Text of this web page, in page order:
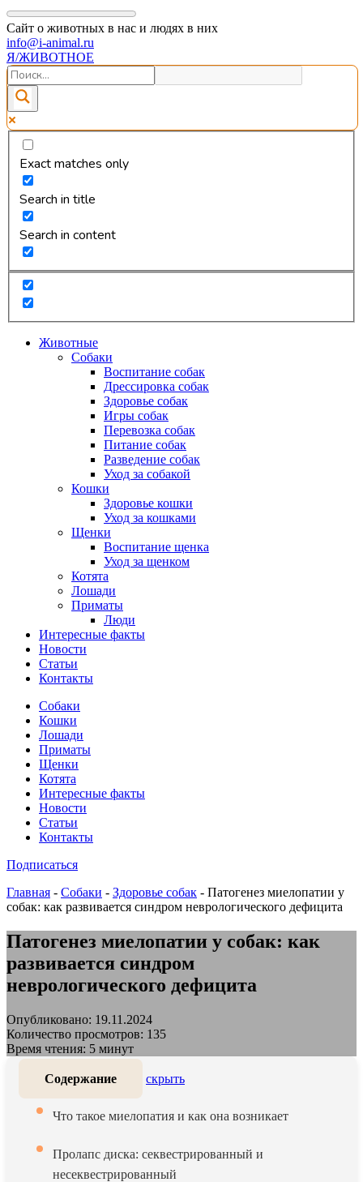
Сайт о животных в нас и людях в них
info@i-animal.ru
Я/ЖИВОТНОЕ
Exact matches only
Search in title
Search in content
Животные
Собаки
Воспитание собак
Дрессировка собак
Здоровье собак
Игры собак
Перевозка собак
Питание собак
Разведение собак
Уход за собакой
Кошки
Здоровье кошки
Уход за кошками
Щенки
Воспитание щенка
Уход за щенком
Котята
Лошади
Приматы
Люди
Интересные факты
Новости
Статьи
Контакты
Собаки
Кошки
Лошади
Приматы
Щенки
Котята
Интересные факты
Новости
Статьи
Контакты
Подписаться
Главная - Собаки - Здоровье собак - Патогенез миелопатии у
собак: как развивается синдром неврологического дефицита
Патогенез миелопатии у собак: как
развивается синдром
неврологического дефицита
Опубликовано: 19.11.2024
Количество просмотров: 135
Время чтения: 5 минут
Содержание скрыть
Что такое миелопатия и как она возникает
Пролапс диска: секвестрированный и
несеквестрированный